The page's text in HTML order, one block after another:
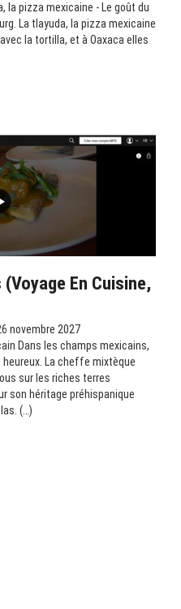
la pizza mexicaine - Le goût du
La tlayuda, la pizza mexicaine
la tortilla, et à Oaxaca elles
En Cuisine,
novembre 2027
Dans les champs mexicains,
La cheffe mixtèque
sur les riches terres
son héritage préhispanique
(…)